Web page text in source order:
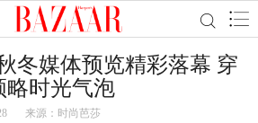
冬媒体预览精彩落幕 穿
略时光气泡
来源：时尚芭莎